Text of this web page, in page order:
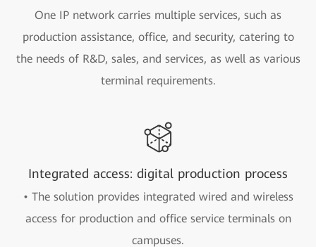
One IP network carries multiple services, such as
production assistance, office, and security, catering to
the needs of R&D, sales, and services, as well as various
terminal requirements.
Integrated access: digital production process
• The solution provides integrated wired and wireless
access for production and office service terminals on
campuses.